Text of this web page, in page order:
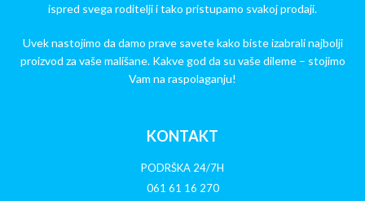
ispred svega roditelji i tako pristupamo svakoj prodaji.
Uvek nastojimo da damo prave savete kako biste izabrali najbolji
proizvod za vaše mališane. Kakve god da su vaše dileme – stojimo
Vam na raspolaganju!
KONTAKT
PODRŠKA 24/7H
061 61 16 270